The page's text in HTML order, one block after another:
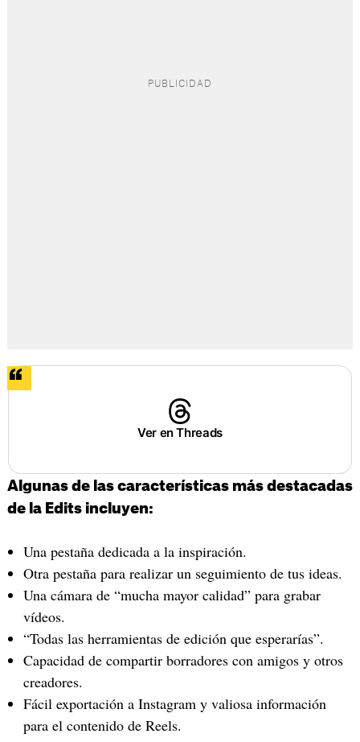
Ver en Threads
Algunas de las características más destacadas
de la Edits incluyen:
Una pestaña dedicada a la inspiración.
Otra pestaña para realizar un seguimiento de tus ideas.
Una cámara de “mucha mayor calidad” para grabar
vídeos.
“Todas las herramientas de edición que esperarías”.
Capacidad de compartir borradores con amigos y otros
creadores.
Fácil exportación a Instagram y valiosa información
para el contenido de Reels.